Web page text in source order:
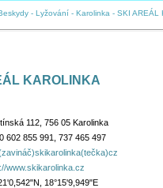
- Lyžování - Karolinka - SKI AREÁL
KAROLINKA
112, 756 05 Karolinka
602 855 991, 737 465 497
www.skikarolinka.cz
18°15'9,949"E